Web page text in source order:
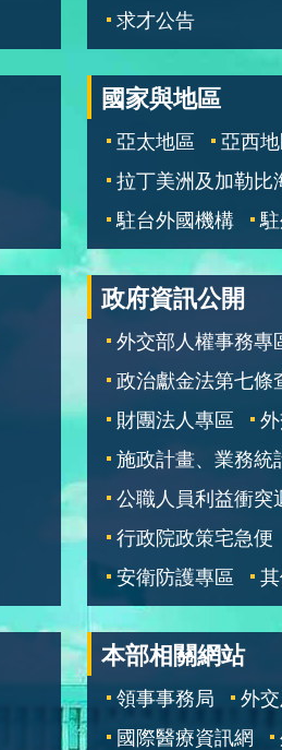
求才公告
國家與地區
亞太地區 亞西
拉丁美洲及加勒比
駐台外國機構
政府資訊公開
外交部人權事務專
政治獻金法第七條
財團法人專區
施政計畫、業務統
公職人員利益衝突
行政院政策宅急便
安衛防護專區
本部相關網站
領事事務局 外
國際醫療資訊網